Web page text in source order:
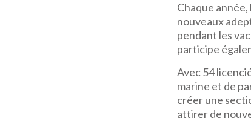
Chaque
nouveaux
pendant les
participe
Avec 54
marine et de
créer une
attirer de